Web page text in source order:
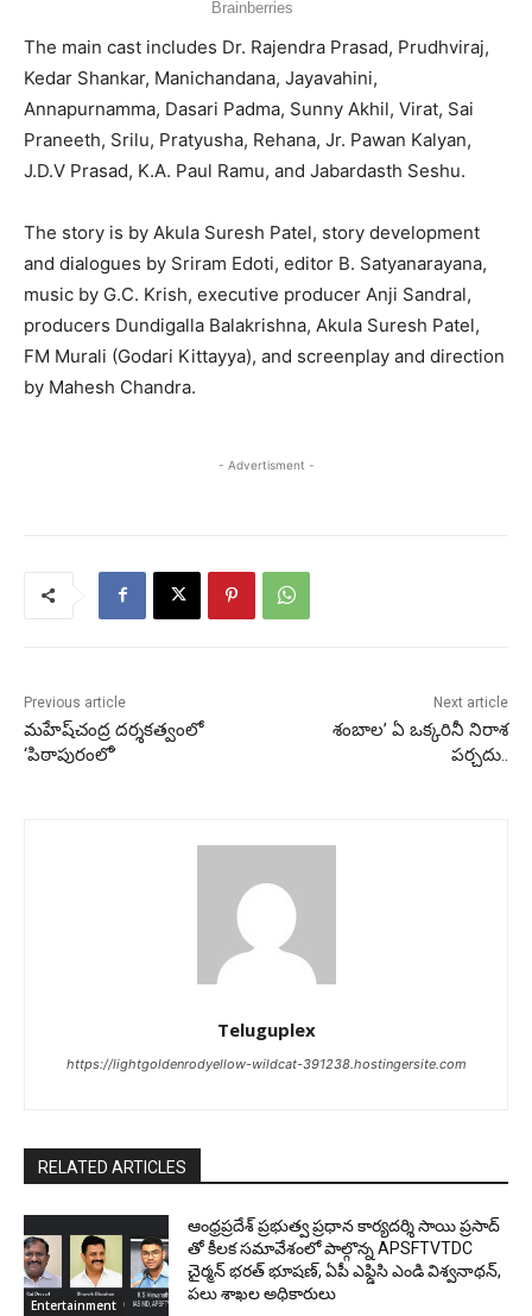
The main cast includes Dr. Rajendra Prasad, Prudhviraj,
Kedar Shankar, Manichandana, Jayavahini,
Annapurnamma, Dasari Padma, Sunny Akhil, Virat, Sai
Praneeth, Srilu, Pratyusha, Rehana, Jr. Pawan Kalyan,
J.D.V Prasad, K.A. Paul Ramu, and Jabardasth Seshu.
The story is by Akula Suresh Patel, story development
and dialogues by Sriram Edoti, editor B. Satyanarayana,
music by G.C. Krish, executive producer Anji Sandral,
producers Dundigalla Balakrishna, Akula Suresh Patel,
FM Murali (Godari Kittayya), and screenplay and direction
by Mahesh Chandra.
- Advertisment -
Previous article
మహేష్‌చంద్ర దర్శకత్వంలో
‘పిఠాపురంలో’
Next article
శంబాల’ ఏ ఒక్కరినీ నిరాశ
పర్చదు..
Teluguplex
https://lightgoldenrodyellow-wildcat-391238.hostingersite.com
RELATED ARTICLES
Entertainment
ఆంధ్రప్రదేశ్ ప్రభుత్వ ప్రధాన కార్యదర్శి సాయి ప్రసాద్
తో కీలక సమావేశంలో పాల్గొన్న APSFTVTDC
చైర్మన్ భరత్ భూషణ్, ఏపీ ఎఫ్డిసి ఎండి విశ్వనాథన్,
పలు శాఖల అధికారులు